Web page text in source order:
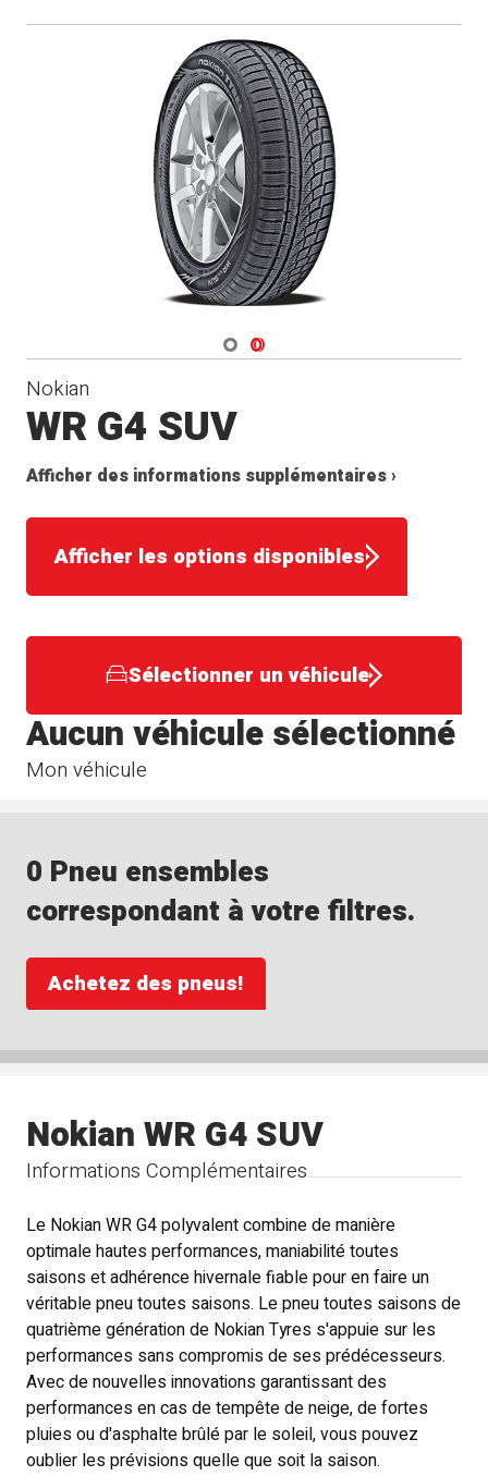
Navigate 1
Navigate 2
Nokian
WR G4 SUV
Afficher des informations supplémentaires ›
Afficher les options disponibles
Sélectionner un véhicule
Mon véhicule
Aucun véhicule sélectionné
0 Pneu ensembles
correspondant à votre filtres.
Achetez des pneus!
Informations Complémentaires
Nokian WR G4 SUV
Le Nokian WR G4 polyvalent combine de manière
optimale hautes performances, maniabilité toutes
saisons et adhérence hivernale fiable pour en faire un
véritable pneu toutes saisons. Le pneu toutes saisons de
quatrième génération de Nokian Tyres s'appuie sur les
performances sans compromis de ses prédécesseurs.
Avec de nouvelles innovations garantissant des
performances en cas de tempête de neige, de fortes
pluies ou d'asphalte brûlé par le soleil, vous pouvez
oublier les prévisions quelle que soit la saison.